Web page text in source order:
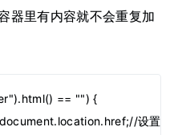
器里有内容就不会重复加
== "") {
设置